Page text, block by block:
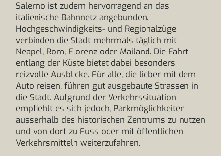
Salerno ist zudem hervorragend an das
italienische Bahnnetz angebunden.
Hochgeschwindigkeits- und Regionalzüge
verbinden die Stadt mehrmals täglich mit
Neapel, Rom, Florenz oder Mailand. Die Fahrt
entlang der Küste bietet dabei besonders
reizvolle Ausblicke. Für alle, die lieber mit dem
Auto reisen, führen gut ausgebaute Strassen in
die Stadt. Aufgrund der Verkehrssituation
empfiehlt es sich jedoch, Parkmöglichkeiten
ausserhalb des historischen Zentrums zu nutzen
und von dort zu Fuss oder mit öffentlichen
Verkehrsmitteln weiterzufahren.